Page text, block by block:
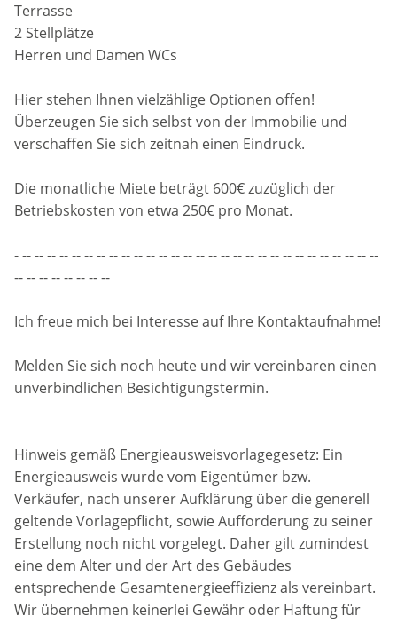
Terrasse
2 Stellplätze
Herren und Damen WCs
Hier stehen Ihnen vielzählige Optionen offen!
Überzeugen Sie sich selbst von der Immobilie und
verschaffen Sie sich zeitnah einen Eindruck.
Die monatliche Miete beträgt 600€ zuzüglich der
Betriebskosten von etwa 250€ pro Monat.
- -- -- -- -- -- -- -- -- -- -- -- -- -- -- -- -- -- -- -- -- -- -- -- -- -- -- -- -- --
-- -- -- -- -- -- -- --
Ich freue mich bei Interesse auf Ihre Kontaktaufnahme!
Melden Sie sich noch heute und wir vereinbaren einen
unverbindlichen Besichtigungstermin.
Hinweis gemäß Energieausweisvorlagegesetz: Ein
Energieausweis wurde vom Eigentümer bzw.
Verkäufer, nach unserer Aufklärung über die generell
geltende Vorlagepflicht, sowie Aufforderung zu seiner
Erstellung noch nicht vorgelegt. Daher gilt zumindest
eine dem Alter und der Art des Gebäudes
entsprechende Gesamtenergieeffizienz als vereinbart.
Wir übernehmen keinerlei Gewähr oder Haftung für